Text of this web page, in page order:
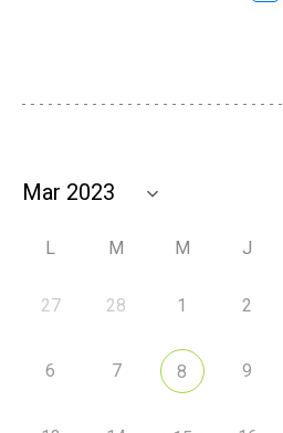
L M M J
27 28 1 2
6 7 8 9